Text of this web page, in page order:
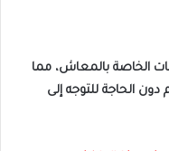
الخاصة بالمعاش، مما
الحاجة للتوجه إلى